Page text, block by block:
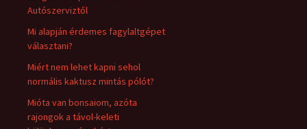
Autószerviztől
Mi alapján érdemes fagylaltgépet
választani?
Miért nem lehet kapni sehol
normális kaktusz mintás pólót?
Mióta van bonsaiom, azóta
rajongok a távol-keleti